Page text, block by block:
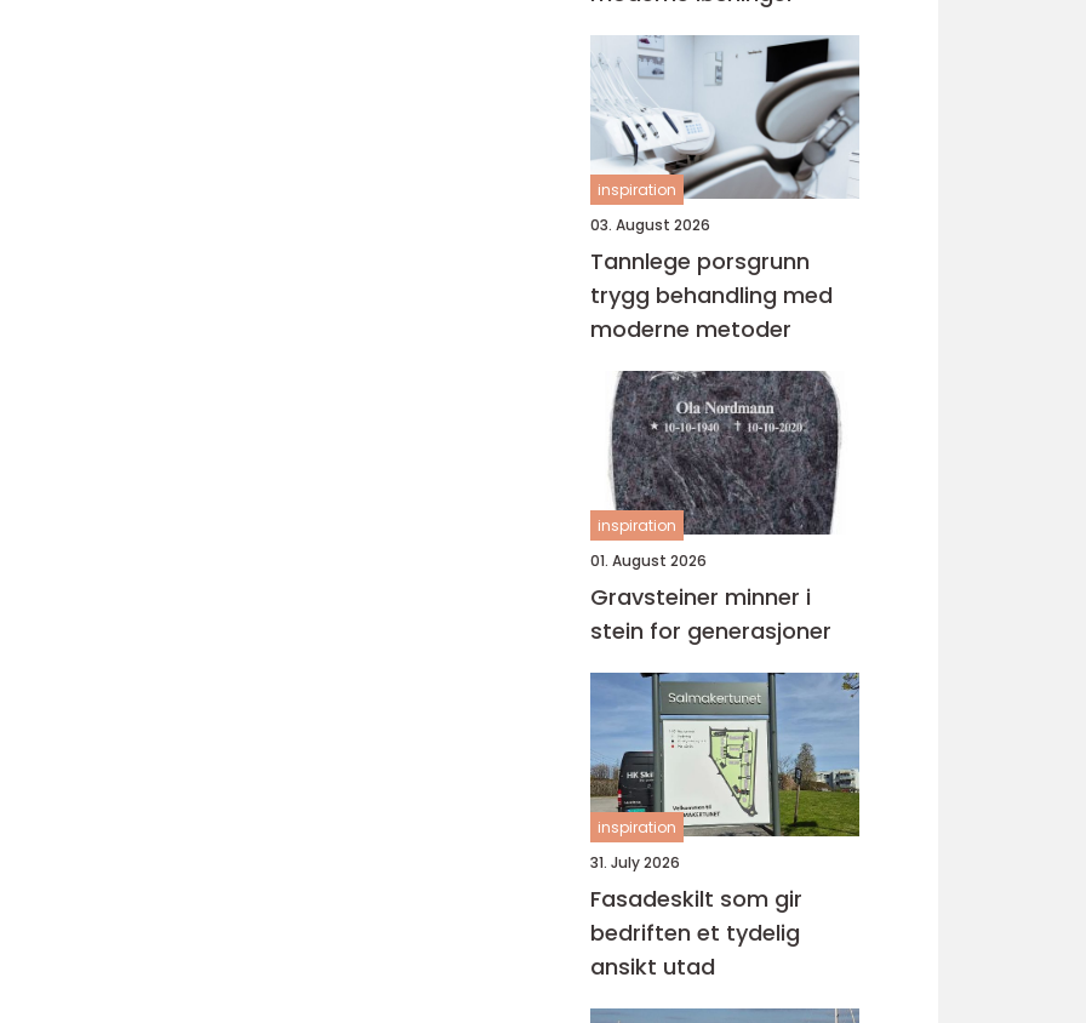
inspiration
03. August 2026
Tannlege porsgrunn
trygg behandling med
moderne metoder
inspiration
01. August 2026
Gravsteiner minner i
stein for generasjoner
inspiration
31. July 2026
Fasadeskilt som gir
bedriften et tydelig
ansikt utad